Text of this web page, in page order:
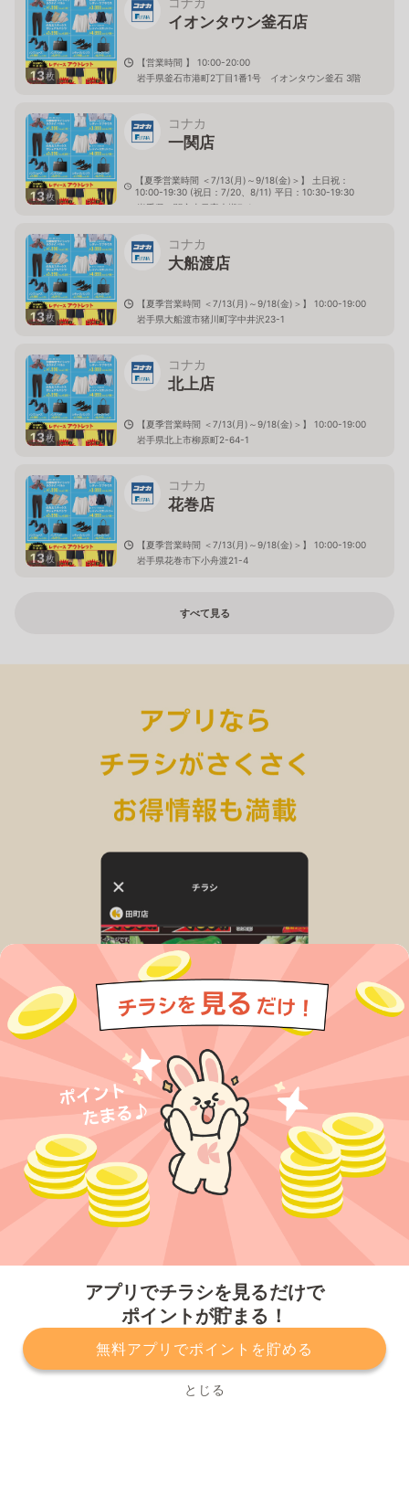
アプリでチラシを見るだけで
ポイントが貯まる！
無料アプリでポイントを貯める
とじる
13枚
イオンタウン釜石店
【営業時間 】 10:00-20:00
岩手県釜石市港町2丁目1番1号 イオンタウン釜石 3階
13枚
コナカ
一関店
【夏季営業時間 ＜7/13(月)～9/18(金)＞】 土日祝：
10:00-19:30 (祝日：7/20、8/11) 平日：10:30-19:30
岩手県一関市山目字大槻7-1
13枚
コナカ
大船渡店
【夏季営業時間 ＜7/13(月)～9/18(金)＞】 10:00-19:00
岩手県大船渡市猪川町字中井沢23-1
13枚
コナカ
北上店
【夏季営業時間 ＜7/13(月)～9/18(金)＞】 10:00-19:00
岩手県北上市柳原町2-64-1
13枚
コナカ
花巻店
【夏季営業時間 ＜7/13(月)～9/18(金)＞】 10:00-19:00
岩手県花巻市下小舟渡21-4
すべて見る
プライバシーポリシー 利用規約
運営会社
サービスに関してのお問い合わせ